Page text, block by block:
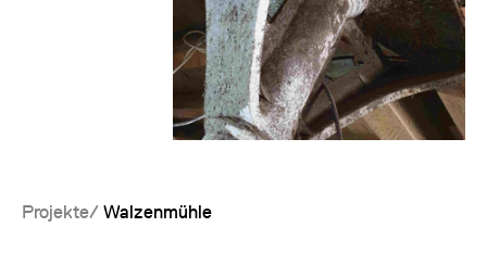
Projekte Walzenmühle